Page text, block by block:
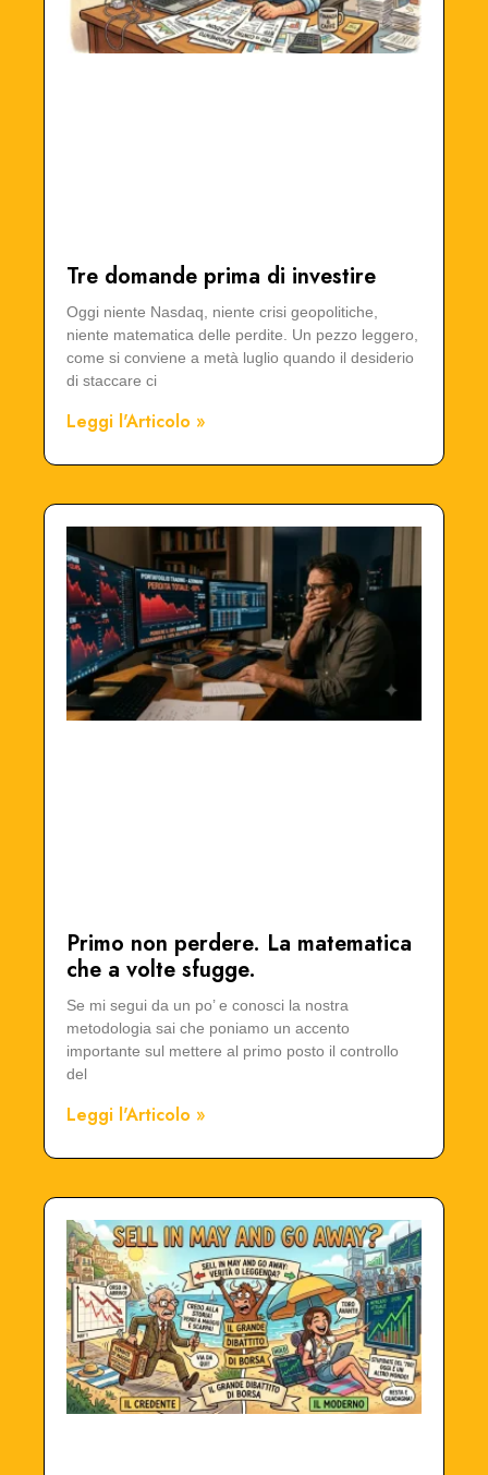
Tre domande prima di investire
Oggi niente Nasdaq, niente crisi geopolitiche,
niente matematica delle perdite. Un pezzo leggero,
come si conviene a metà luglio quando il desiderio
di staccare ci
Leggi l'Articolo »
Primo non perdere. La matematica
che a volte sfugge.
Se mi segui da un po’ e conosci la nostra
metodologia sai che poniamo un accento
importante sul mettere al primo posto il controllo
del
Leggi l'Articolo »